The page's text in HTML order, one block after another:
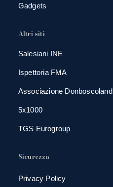
Gadgets
Altri siti
Salesiani INE
Ispettoria FMA
Associazione Donboscoland
5x1000
TGS Eurogroup
Sicurezza
Privacy Policy